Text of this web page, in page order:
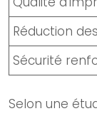
Réduction
Sécurité
Selon une